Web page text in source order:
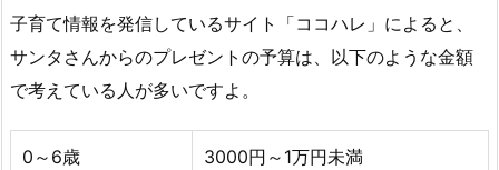
子育て情報を発信しているサイト「ココハレ」によると、
サンタさんからのプレゼントの予算は、以下のような金額
で考えている人が多いですよ。
0～6歳 3000円～1万円未満